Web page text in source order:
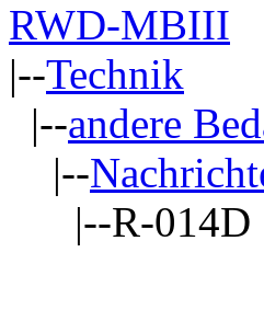
RWD-MBIII
|--Technik
|--andere
|--
|--R-014D